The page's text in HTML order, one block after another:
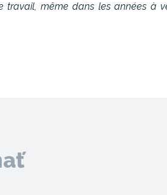
travail, même dans les années à